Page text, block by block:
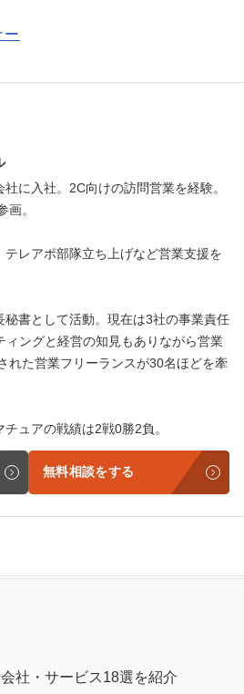
に入社。2C向けの訪問営業を経験。
画。
レアポ部隊立ち上げなど営業支援を
書として活動。現在は3社の事業責任
ングと経営の知見もありながら営業
れた営業フリーランスが30名ほどを牽
ュアの戦績は2戦0勝2負。
無料相談をする
社・サービス18選を紹介